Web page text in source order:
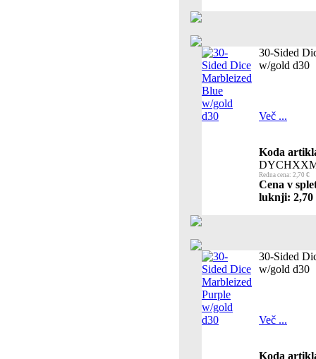
30-Sided
w/gold d30
Več ...
Koda
Redna cena: 2,70 €
Cena v
luknji: 2,70
30-Sided
w/gold d30
Več ...
Koda